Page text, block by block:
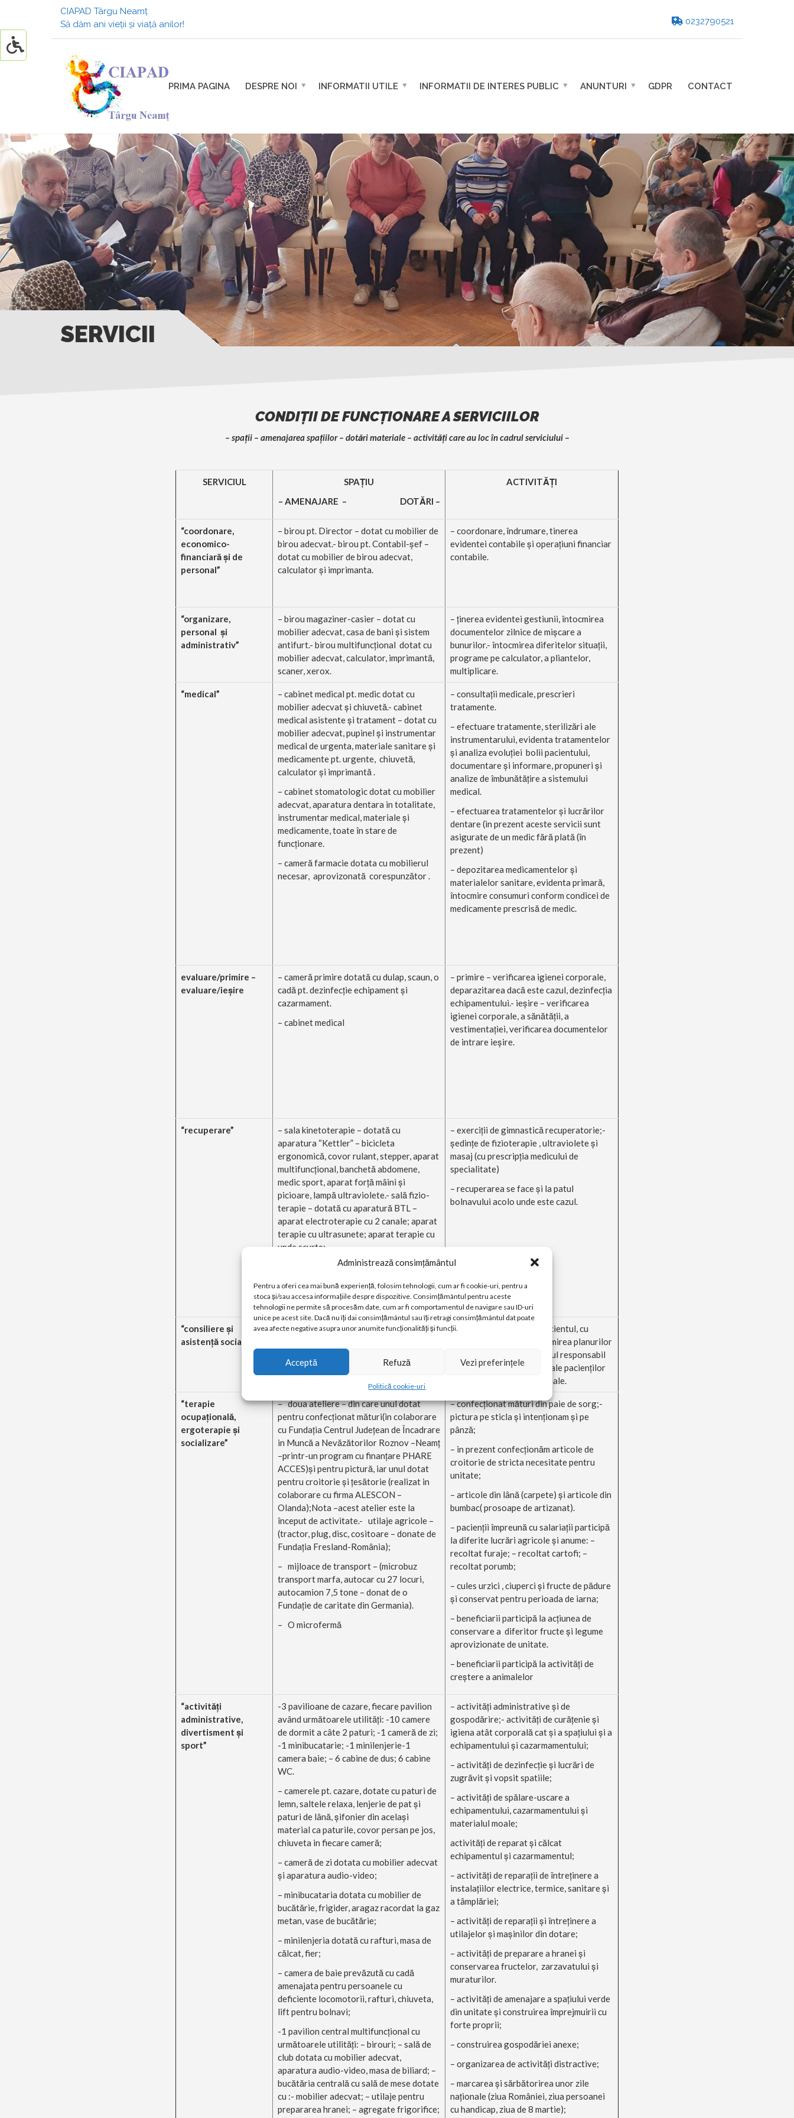
Administrează consimțământul
Pentru a oferi cea mai bună experiență, folosim tehnologii, cum ar fi cookie-uri, pentru a
stoca și/sau accesa informațiile despre dispozitive. Consimțământul pentru aceste
tehnologii ne permite să procesăm date, cum ar fi comportamentul de navigare sau ID-uri
unice pe acest site. Dacă nu îți dai consimțământul sau îți retragi consimțământul dat poate
avea afecte negative asupra unor anumite funcționalități și funcții.
Acceptă Refuză Vezi preferințele
Politică cookie-uri
CIAPAD Târgu Neamț
Să dăm ani vieții și viață anilor!
0232790521
PRIMA PAGINA DESPRE NOI INFORMATII UTILE INFORMATII DE INTERES PUBLIC ANUNTURI GDPR CONTACT
SERVICII
CONDIŢII DE FUNCŢIONARE A SERVICIILOR
– spaţii – amenajarea spaţiilor – dotări materiale – activităţi care au loc în cadrul serviciului –
SERVICIUL
SPAŢIU
– AMENAJARE – DOTĂRI –
ACTIVITĂŢI
“coordonare,
economico-
financiară şi de
personal”
– birou pt. Director – dotat cu mobilier de
birou adecvat.- birou pt. Contabil-şef –
dotat cu mobilier de birou adecvat,
calculator şi imprimanta.
– coordonare, îndrumare, tinerea
evidentei contabile şi operaţiuni financiar
contabile.
“organizare,
personal şi
administrativ”
– birou magaziner-casier – dotat cu
mobilier adecvat, casa de bani şi sistem
antifurt.- birou multifuncţional dotat cu
mobilier adecvat, calculator, imprimantă,
scaner, xerox.
– ţinerea evidentei gestiunii, întocmirea
documentelor zilnice de mişcare a
bunurilor.- întocmirea diferitelor situaţii,
programe pe calculator, a pliantelor,
multiplicare.
“medical”
– cabinet medical pt. medic dotat cu
mobilier adecvat şi chiuvetă.- cabinet
medical asistente şi tratament – dotat cu
mobilier adecvat, pupinel şi instrumentar
medical de urgenta, materiale sanitare şi
medicamente pt. urgente, chiuvetă,
calculator şi imprimantă .
– cabinet stomatologic dotat cu mobilier
adecvat, aparatura dentara in totalitate,
instrumentar medical, materiale şi
medicamente, toate în stare de
funcţionare.
– cameră farmacie dotata cu mobilierul
necesar, aprovizonată corespunzător .
– consultaţii medicale, prescrieri
tratamente.
– efectuare tratamente, sterilizări ale
instrumentarului, evidenta tratamentelor
şi analiza evoluţiei bolii pacientului,
documentare şi informare, propuneri şi
analize de îmbunătăţire a sistemului
medical.
– efectuarea tratamentelor şi lucrărilor
dentare (in prezent aceste servicii sunt
asigurate de un medic fără plată (în
prezent)
– depozitarea medicamentelor şi
materialelor sanitare, evidenta primară,
întocmire consumuri conform condicei de
medicamente prescrisă de medic.
evaluare/primire –
evaluare/ieşire
– cameră primire dotată cu dulap, scaun, o
cadă pt. dezinfecţie echipament şi
cazarmament.
– cabinet medical
– primire – verificarea igienei corporale,
deparazitarea dacă este cazul, dezinfecţia
echipamentului.- ieşire – verificarea
igienei corporale, a sănătăţii, a
vestimentaţiei, verificarea documentelor
de intrare ieşire.
“recuperare”
– sala kinetoterapie – dotată cu
aparatura “Kettler” – bicicleta
ergonomică, covor rulant, stepper, aparat
multifuncţional, banchetă abdomene,
medic sport, aparat forţă mâini şi
picioare, lampă ultraviolete.- sală fizio-
terapie – dotată cu aparatură BTL –
aparat electroterapie cu 2 canale; aparat
terapie cu ultrasunete; aparat terapie cu
unde scurte;
– bazin pentru terapie cu apă
(la aceste săli lipseşte dotarea cu
vestiare aferente)
– exerciţii de gimnastică recuperatorie;-
şedinţe de fizioterapie , ultraviolete şi
masaj (cu prescripţia medicului de
specialitate)
– recuperarea se face şi la patul
bolnavului acolo unde este cazul.
“consiliere şi
asistenţă socială”
– birou dotat cu mobilierul necesar şi o
camere de zi dotate cu mobilierul necesar
şi aparatura audio-video
– discuţiile concrete cu pacientul, cu
pacientul şi familia,- întocmirea planurilor
de colaborare cu personalul responsabil
din primăriile de domiciliu ale pacienţilor
şi a fiselor sociale individuale.
“terapie
ocupaţională,
ergoterapie şi
socializare”
– doua ateliere – din care unul dotat
pentru confecţionat mături(in colaborare
cu Fundaţia Centrul Judeţean de Încadrare
in Muncă a Nevăzătorilor Roznov –Neamţ
–printr-un program cu finanţare PHARE
ACCES)şi pentru pictură, iar unul dotat
pentru croitorie şi ţesătorie (realizat in
colaborare cu firma ALESCON –
Olanda);Nota –acest atelier este la
început de activitate.- utilaje agricole –
(tractor, plug, disc, cositoare – donate de
Fundaţia Fresland-România);
– mijloace de transport – (microbuz
transport marfa, autocar cu 27 locuri,
autocamion 7,5 tone – donat de o
Fundaţie de caritate din Germania).
– O microfermă
– confecţionat mǎturi din paie de sorg;-
pictura pe sticla şi intenţionam şi pe
pânză;
– in prezent confecţionăm articole de
croitorie de stricta necesitate pentru
unitate;
– articole din lână (carpete) şi articole din
bumbac( prosoape de artizanat).
– pacienţii împreună cu salariaţii participă
la diferite lucrări agricole şi anume: –
recoltat furaje; – recoltat cartofi; –
recoltat porumb;
– cules urzici , ciuperci şi fructe de pădure
şi conservat pentru perioada de iarna;
– beneficiarii participă la acţiunea de
conservare a diferitor fructe şi legume
aprovizionate de unitate.
– beneficiarii participă la activităţi de
creştere a animalelor
“activităţi
administrative,
divertisment şi
sport”
-3 pavilioane de cazare, fiecare pavilion
având următoarele utilităţi: -10 camere
de dormit a câte 2 paturi; -1 cameră de zi;
-1 minibucatarie; -1 minilenjerie-1
camera baie; – 6 cabine de dus; 6 cabine
WC.
– camerele pt. cazare, dotate cu paturi de
lemn, saltele relaxa, lenjerie de pat şi
paturi de lână, şifonier din acelaşi
material ca paturile, covor persan pe jos,
chiuveta in fiecare cameră;
– cameră de zi dotata cu mobilier adecvat
şi aparatura audio-video;
– minibucataria dotata cu mobilier de
bucătărie, frigider, aragaz racordat la gaz
metan, vase de bucătărie;
– minilenjeria dotată cu rafturi, masa de
călcat, fier;
– camera de baie prevăzută cu cadă
amenajata pentru persoanele cu
deficiente locomotorii, rafturi, chiuveta,
lift pentru bolnavi;
-1 pavilion central multifuncţional cu
următoarele utilităţi: – birouri; – sală de
club dotata cu mobilier adecvat,
aparatura audio-video, masa de biliard; –
bucătăria centrală cu sală de mese dotate
cu :- mobilier adecvat; – utilaje pentru
prepararea hranei; – agregate frigorifice;
– activităţi administrative şi de
gospodărire;- activităţi de curăţenie şi
igiena atât corporală cat şi a spaţiului şi a
echipamentului şi cazarmamentului;
– activităţi de dezinfecţie şi lucrări de
zugrăvit şi vopsit spatiile;
– activităţi de spălare-uscare a
echipamentului, cazarmamentului şi
materialul moale;
activităţi de reparat şi călcat
echipamentul şi cazarmamentul;
– activităţi de reparaţii de întreţinere a
instalaţiilor electrice, termice, sanitare şi
a tâmplăriei;
– activităţi de reparaţii şi întreţinere a
utilajelor şi maşinilor din dotare;
– activităţi de preparare a hranei şi
conservarea fructelor, zarzavatului şi
muraturilor.
– activităţi de amenajare a spaţiului verde
din unitate şi construirea împrejmuirii cu
forte proprii;
– construirea gospodăriei anexe;
– organizarea de activităţi distractive;
– marcarea şi sărbătorirea unor zile
naţionale (ziua României, ziua persoanei
cu handicap, ziua de 8 martie);